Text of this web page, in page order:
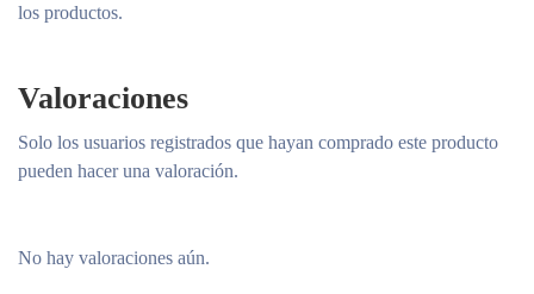
los productos.
Valoraciones
No hay valoraciones aún.
Solo los usuarios registrados que hayan comprado este producto
pueden hacer una valoración.